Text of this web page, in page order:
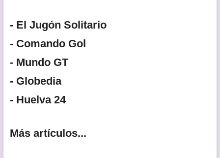
- El Jugón Solitario
- Comando Gol
- Mundo GT
- Globedia
- Huelva 24
Más artículos...